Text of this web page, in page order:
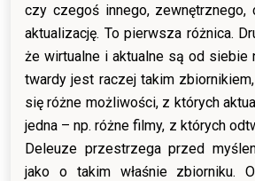
czy czegoś innego, zewnętrznego,
aktualizację. To pierwsza różnica.
że wirtualne i aktualne są od siebie
twardy jest raczej takim
się różne możliwości, z których
jedna – np. różne filmy, z których
Deleuze przestrzega przed
jako o takim właśnie zbiorniku.